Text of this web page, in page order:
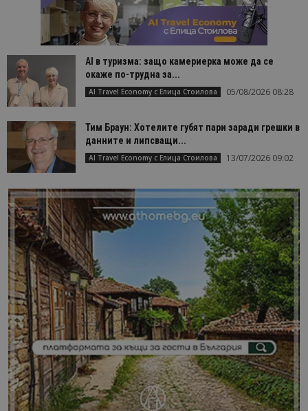
AI в туризма: защо камериерка може да се
окаже по-трудна за...
AI Travel Economy с Елица Стоилова 05/08/2026 08:28
Тим Браун: Хотелите губят пари заради грешки в
данните и липсващи...
AI Travel Economy с Елица Стоилова 13/07/2026 09:02